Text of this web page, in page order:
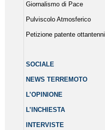
Giornalismo di Pace
Pulviscolo Atmosferico
Petizione patente ottantenni
SOCIALE
NEWS TERREMOTO
L’OPINIONE
L’INCHIESTA
INTERVISTE